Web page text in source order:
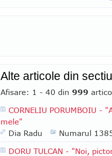
Alte articole din
Afisare: 1 - 40 din 999
CORNELIU PORUMBOIU
mele"
Dia Radu
Numarul
DORU TULCAN - "Noi,